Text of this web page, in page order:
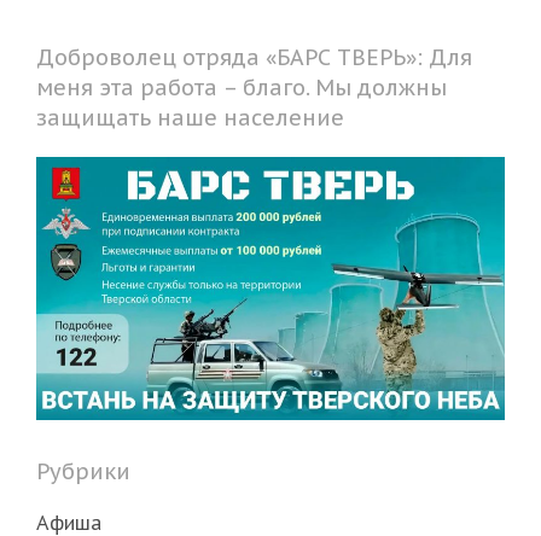
Доброволец отряда «БАРС ТВЕРЬ»: Для
меня эта работа – благо. Мы должны
защищать наше население
Рубрики
Афиша